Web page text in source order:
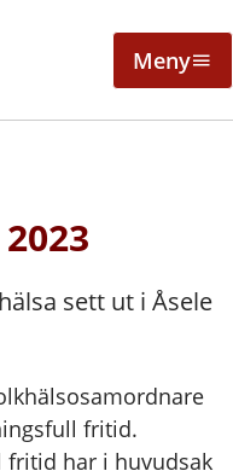
Meny
sett ut i Åsele
fritid.
har i huvudsak